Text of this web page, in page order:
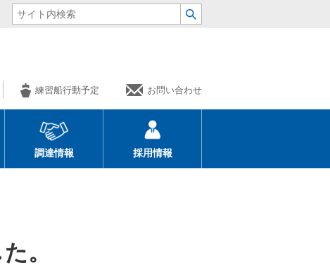
練習船行動予定 お問い合わせ
調達情報 採用情報
。